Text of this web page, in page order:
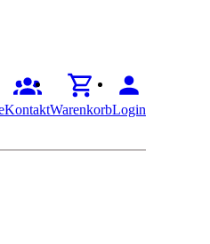
KontaktWarenkorbLogin